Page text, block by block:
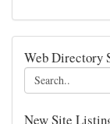
Web Directory
New Site